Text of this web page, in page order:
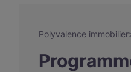
Polyvalence immobilier